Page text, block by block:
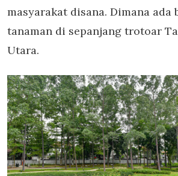
masyarakat disana. Dimana ada
tanaman di sepanjang trotoar
Utara.